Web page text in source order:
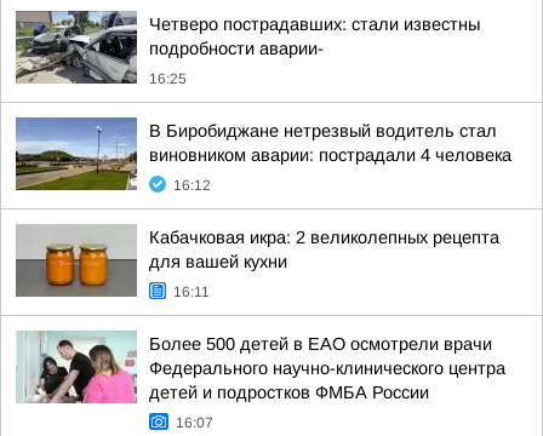
Четверо пострадавших: стали известны
подробности аварии-
16:25
В Биробиджане нетрезвый водитель стал
виновником аварии: пострадали 4 человека
16:12
Кабачковая икра: 2 великолепных рецепта
для вашей кухни
16:11
Более 500 детей в ЕАО осмотрели врачи
Федерального научно-клинического центра
детей и подростков ФМБА России
16:07